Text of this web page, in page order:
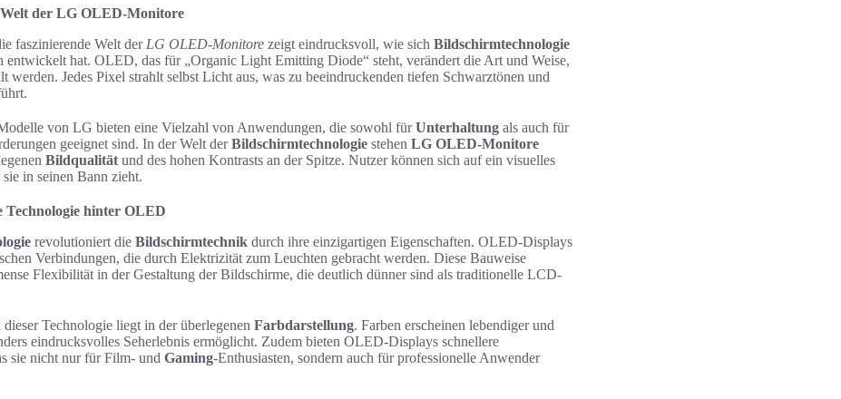
der LG OLED-Monitore
faszinierende Welt der LG OLED-Monitore zeigt eindrucksvoll, wie sich Bildschirmtechnologie
entwickelt hat. OLED, das für „Organic Light Emitting Diode“ steht, verändert die Art und Weise,
werden. Jedes Pixel strahlt selbst Licht aus, was zu beeindruckenden tiefen Schwarztönen und
von LG bieten eine Vielzahl von Anwendungen, die sowohl fürUnterhaltung als auch für
geeignet sind. In der Welt derBildschirmtechnologie stehen LG OLED-Monitore
Bildqualität und des hohen Kontrasts an der Spitze. Nutzer können sich auf ein visuelles
in seinen Bann zieht.
Technologie hinter OLED
revolutioniert die Bildschirmtechnik durch ihre einzigartigen Eigenschaften. OLED-Displays
Verbindungen, die durch Elektrizität zum Leuchten gebracht werden. Diese Bauweise
Flexibilität in der Gestaltung der Bildschirme, die deutlich dünner sind als traditionelle LCD-
Technologie liegt in der überlegenen Farbdarstellung. Farben erscheinen lebendiger und
eindrucksvolles Seherlebnis ermöglicht. Zudem bieten OLED-Displays schnellere
sie nicht nur für Film- und Gaming-Enthusiasten, sondern auch für professionelle Anwender